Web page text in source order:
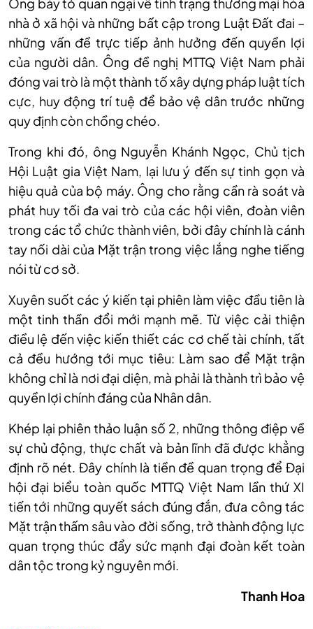
nhà ở xã hội và những bất cập trong Luật Đất đai –
những vấn đề trực tiếp ảnh hưởng đến quyền lợi
của người dân. Ông đề nghị MTTQ Việt Nam phải
đóng vai trò là một thành tố xây dựng pháp luật tích
cực, huy động trí tuệ để bảo vệ dân trước những
quy định còn chồng chéo.
Trong khi đó, ông Nguyễn Khánh Ngọc, Chủ tịch
Hội Luật gia Việt Nam, lại lưu ý đến sự tinh gọn và
hiệu quả của bộ máy. Ông cho rằng cần rà soát và
phát huy tối đa vai trò của các hội viên, đoàn viên
trong các tổ chức thành viên, bởi đây chính là cánh
tay nối dài của Mặt trận trong việc lắng nghe tiếng
nói từ cơ sở.
Xuyên suốt các ý kiến tại phiên làm việc đầu tiên là
một tinh thần đổi mới mạnh mẽ. Từ việc cải thiện
điều lệ đến việc kiến thiết các cơ chế tài chính, tất
cả đều hướng tới mục tiêu: Làm sao để Mặt trận
không chỉ là nơi đại diện, mà phải là thành trì bảo vệ
quyền lợi chính đáng của Nhân dân.
Khép lại phiên thảo luận số 2, những thông điệp về
sự chủ động, thực chất và bản lĩnh đã được khẳng
định rõ nét. Đây chính là tiền đề quan trọng để Đại
hội đại biểu toàn quốc MTTQ Việt Nam lần thứ XI
tiến tới những quyết sách đúng đắn, đưa công tác
Mặt trận thấm sâu vào đời sống, trở thành động lực
quan trọng thúc đẩy sức mạnh đại đoàn kết toàn
dân tộc trong kỷ nguyên mới.
Thanh Hoa